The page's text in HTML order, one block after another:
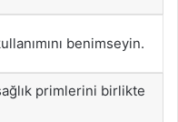
benimseyin.
primlerini birlikte